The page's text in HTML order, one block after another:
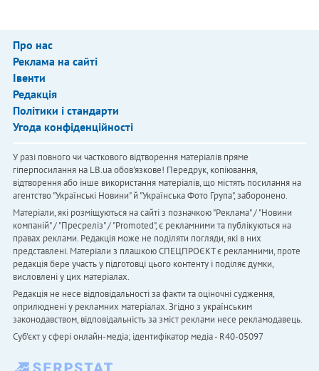
Про нас
Реклама на сайті
Івенти
Редакція
Політики і стандарти
Угода конфіденційності
У разі повного чи часткового відтворення матеріалів пряме
гіперпосилання на LB.ua обов'язкове! Передрук, копіювання,
відтворення або інше використання матеріалів, що містять посилання на
агентство "Українськi Новини" й "Українська Фото Група", заборонено.
Матеріали, які розміщуються на сайті з позначкою "Реклама" / "Новини
компаній" / "Пресреліз" / "Promoted", є рекламними та публікуються на
правах реклами. Редакція може не поділяти погляди, які в них
представлені. Матеріали з плашкою СПЕЦПРОЄКТ є рекламними, проте
редакція бере участь у підготовці цього контенту і поділяє думки,
висловлені у цих матеріалах.
Редакція не несе відповідальності за факти та оціночні судження,
оприлюднені у рекламних матеріалах. Згідно з українським
законодавством, відповідальність за зміст реклами несе рекламодавець.
Cуб'єкт у сфері онлайн-медіа; ідентифікатор медіа - R40-05097